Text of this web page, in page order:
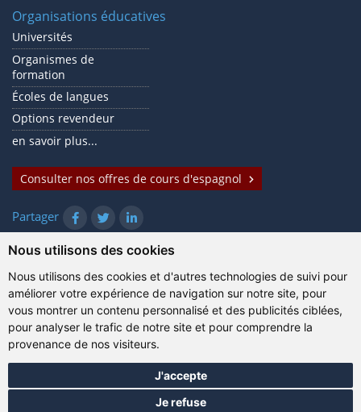
Nous utilisons des cookies
Nous utilisons des cookies et d'autres technologies de suivi pour
améliorer votre expérience de navigation sur notre site, pour
vous montrer un contenu personnalisé et des publicités ciblées,
pour analyser le trafic de notre site et pour comprendre la
provenance de nos visiteurs.
J'accepte
Je refuse
Organisations éducatives
Universités
Organismes de
formation
Écoles de langues
Options revendeur
en savoir plus...
Consulter nos offres de cours d'espagnol
Partager
© Gazanta Project 2026
Conditions d'utilisation |Politique de confidentialité |
Cookies|Renseignements techniques